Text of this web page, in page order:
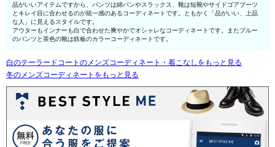
品がいいアイテムですから、パンツは綿パンやスラックス、靴は短靴やサイドゴアブーツ
とキレイ目に合わせるのが統一感のあるコーディネートです。ともかく「品がいい、上品
な人」に見えるスタイルです。
アウターもインナーも白で合わせた爽やかでオシャレなコーディネートです。またブルー
のパンツと茶色の靴は鉄板のカラーコーディネートです。
白のテーラードコートのメンズコーディネート・着こなしをもっと見る
冬のメンズコーディネートをもっと見る